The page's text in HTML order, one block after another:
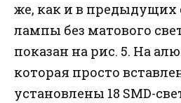
же, как и в предыдущих
лампы без матового
показан на рис. 5. На
которая просто
установлены 18 SMD-